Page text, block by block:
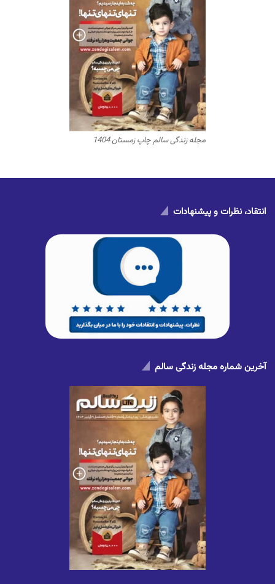
مجله زندگی سالم چاپ زمستان 1404
انتقاد، نظرات و پیشنهادات
آخرین شماره مجله زندگی سالم